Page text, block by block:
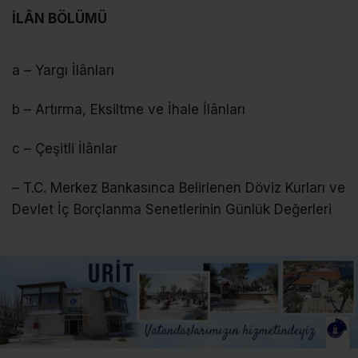
İLÂN BÖLÜMÜ
a – Yargı İlânları
b – Artırma, Eksiltme ve İhale İlânları
c – Çeşitli İlânlar
– T.C. Merkez Bankasınca Belirlenen Döviz Kurları ve
Devlet İç Borçlanma Senetlerinin Günlük Değerleri